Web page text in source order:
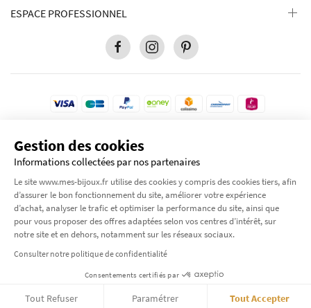
Gestion des cookies
Informations collectées par nos partenaires
Le site www.mes-bijoux.fr utilise des cookies y compris des cookies tiers, afin
d’assurer le bon fonctionnement du site, améliorer votre expérience
d’achat, analyser le trafic et optimiser la performance du site, ainsi que
pour vous proposer des offres adaptées selon vos centres d’intérêt, sur
notre site et en dehors, notamment sur les réseaux sociaux.
Consulter notre politique de confidentialité
Consentements certifiés par
Tout Refuser Paramétrer Tout Accepter
ESPACE PROFESSIONNEL
Pour votre protection, ce site est sécurisé par le niveau de cryptage le plus élevé
disponible. Transaction 100% sécurisé.
by Moode International.
J’accède à mon panier